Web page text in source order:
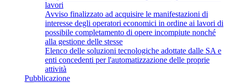
lavori
Avviso finalizzato ad acquisire le manifestazioni di
interesse degli operatori economici in ordine ai lavori di
possibile completamento di opere incompiute nonché
alla gestione delle stesse
Elenco delle soluzioni tecnologiche adottate dalle SA e
enti concedenti per l'automatizzazione delle proprie
attività
Pubblicazione